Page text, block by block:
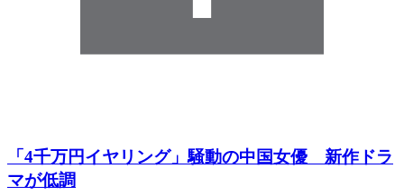
「4千万円イヤリング」騒動の中国女優 新作ドラ
マが低調